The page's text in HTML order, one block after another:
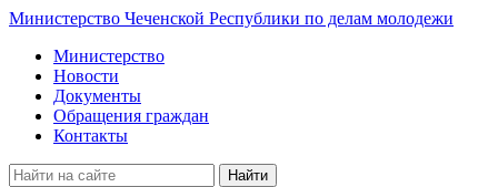
Министерство Чеченской Республики по делам молодежи
Министерство
Новости
Документы
Обращения граждан
Контакты
Найти